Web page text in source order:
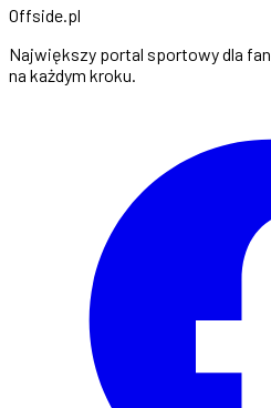
Offside.pl
Największy portal sportowy dla
na każdym kroku.